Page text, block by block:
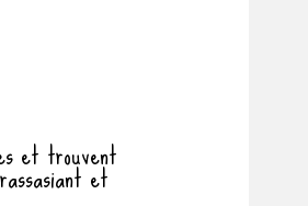
et trouvent
et